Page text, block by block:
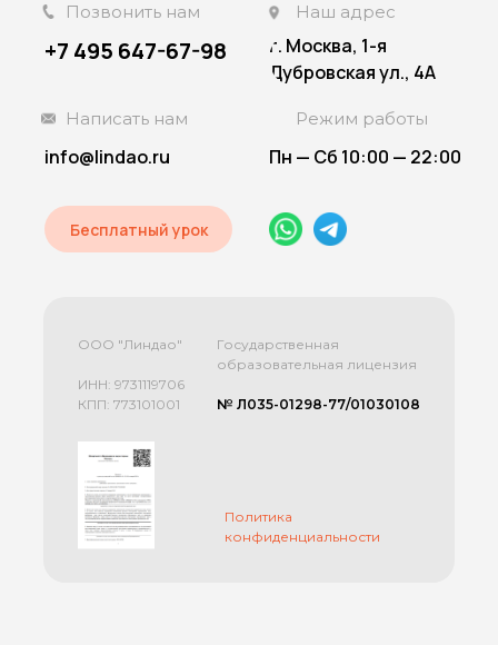
+7 495 647-67-98
Позвонить нам
Политика
конфиденциальности
ООО "Линдао"
ИНН: 9731119706
КПП: 773101001
Государственная
образовательная лицензия
№ Л035-01298-77/01030108
Написать нам
info@lindao.ru Пн — Сб 10:00 — 22:00
Режим работы
Наш адрес
г. Москва, 1-я
Дубровская ул., 4А
Бесплатный урок